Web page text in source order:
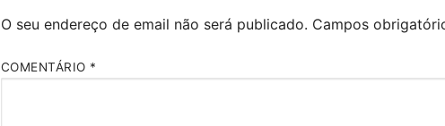
O seu endereço de email não será publicado. Campos
COMENTÁRIO *